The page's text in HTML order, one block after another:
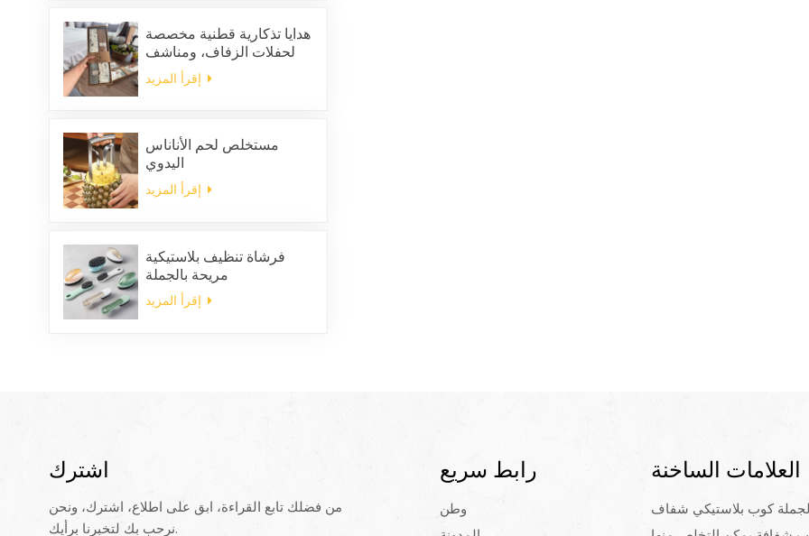
هدايا تذكارية قطنية مخصصة
لحفلات الزفاف، ومناشف
مطبخ منزلية للتنظيف،
ومجموعة هدايا من المناديل
مستخلص لحم الأناناس
اليدوي
فرشاة تنظيف بلاستيكية
مريحة بالجملة
اشترك
من فضلك تابع القراءة، ابق على اطلاع، اشترك، ونحن
نرحب بك لتخبرنا برأيك.
رابط سريع
وطن
العلامات الساخنة
كوب بلاستيكي شفاف